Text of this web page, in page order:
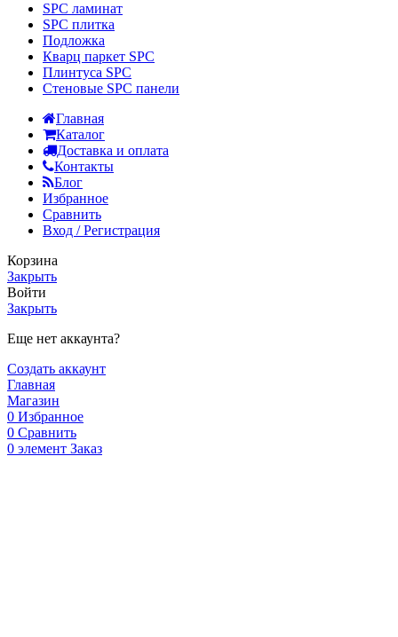
SPC ламинат
SPC плитка
Подложка
Кварц паркет SPC
Плинтуса SPC
Стеновые SPC панели
Главная
Каталог
Доставка и оплата
Контакты
Блог
Избранное
Сравнить
Вход / Регистрация
Корзина
Закрыть
Войти
Закрыть
Еще нет аккаунта?
Создать аккаунт
Главная
Магазин
0 Избранное
0 Сравнить
0 элемент Заказ